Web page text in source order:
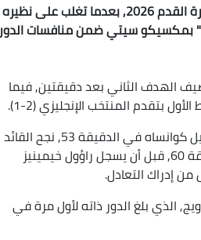
تأهل المنتخب الإنجليزي إلى الدور ربع النهائي من بطولة كأس العالم لكرة القدم 2026, بعدما تغلب على نظيره
"أزتيكا" بمكسيكو سيتي ضمن منافسات الدور
في الدقيقة 36, قبل أن يعود ويضيف الهدف الثاني بعد دقيقتين, فيما
ورغم النقص العددي الذي تعرض له المنتخب الإنجليزي بطرد المدافع جاريل كوانساه في الدقيقة 53, نجح القائد
هاري كين في تعزيز النتيجة بإحراز الهدف الثالث من ركلة جزاء في الدقيقة 60, قبل أن يسجل راؤول خيمينيز
إدراك التعادل.
الذي بلغ الدور ذاته لأول مرة في